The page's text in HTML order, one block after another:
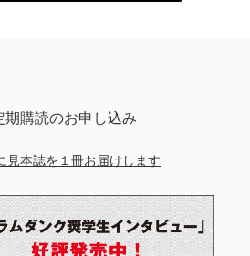
期購読のお申し込み
見本誌を１冊お届けします